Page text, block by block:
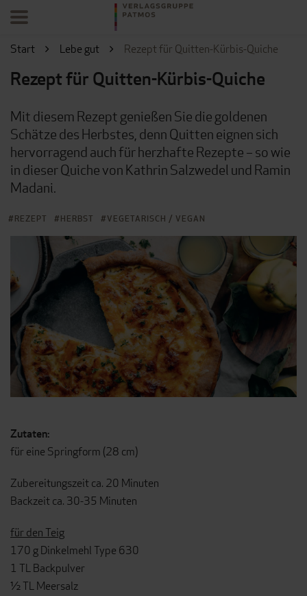
Start Lebe gut Rezept für Quitten-Kürbis-Quiche
Rezept für Quitten-Kürbis-Quiche
Mit diesem Rezept genießen Sie die goldenen
Schätze des Herbstes, denn Quitten eignen sich
hervorragend auch für herzhafte Rezepte – so wie
in dieser Quiche von Kathrin Salzwedel und Ramin
Madani.
REZEPT HERBST VEGETARISCH / VEGAN
Zutaten:
für eine Springform (28 cm)
Zubereitungszeit ca. 20 Minuten
Backzeit ca. 30-35 Minuten
für den Teig
170 g Dinkelmehl Type 630
1 TL Backpulver
½ TL Meersalz